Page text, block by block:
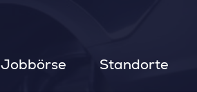
Jobbörse Standorte